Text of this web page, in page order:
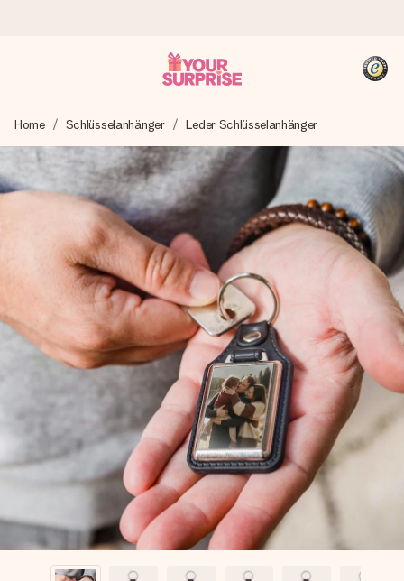
Wir bereiten dein Geschenk sorgfältig vor und schicken es
blitzschnell – damit du es genau zum richtigen Zeitpunkt
überreichen kannst, wenn es am meisten zählt.
4,8 (basierend auf +15.000 Bewertungen)
Unsere Geschenke begeistern. Kunden bewerten uns mit
4,8 bei Google Reviews (Gesamtergebnis aller Länder, in
die wir versenden).
+49 39292 929695
Montag - Freitag : 8:30 - 17:00 Uhr
Samstag - Sonntag : 8:30 - 13:00 Uhr
Home Schlüsselanhänger Leder Schlüsselanhänger